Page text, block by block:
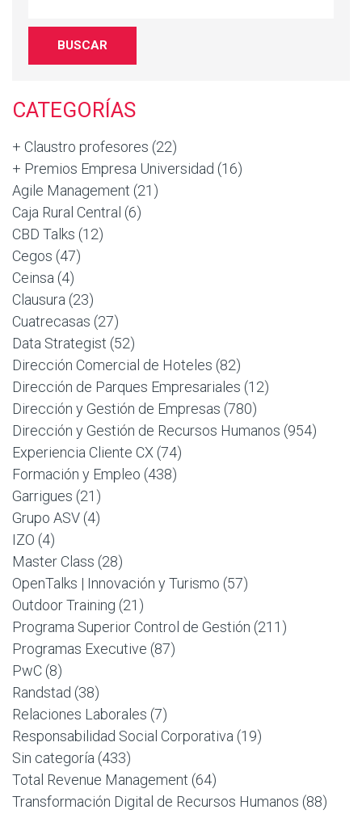
CATEGORÍAS
+ Claustro profesores (22)
+ Premios Empresa Universidad (16)
Agile Management (21)
Caja Rural Central (6)
CBD Talks (12)
Cegos (47)
Ceinsa (4)
Clausura (23)
Cuatrecasas (27)
Data Strategist (52)
Dirección Comercial de Hoteles (82)
Dirección de Parques Empresariales (12)
Dirección y Gestión de Empresas (780)
Dirección y Gestión de Recursos Humanos (954)
Experiencia Cliente CX (74)
Formación y Empleo (438)
Garrigues (21)
Grupo ASV (4)
IZO (4)
Master Class (28)
OpenTalks | Innovación y Turismo (57)
Outdoor Training (21)
Programa Superior Control de Gestión (211)
Programas Executive (87)
PwC (8)
Randstad (38)
Relaciones Laborales (7)
Responsabilidad Social Corporativa (19)
Sin categoría (433)
Total Revenue Management (64)
Transformación Digital de Recursos Humanos (88)